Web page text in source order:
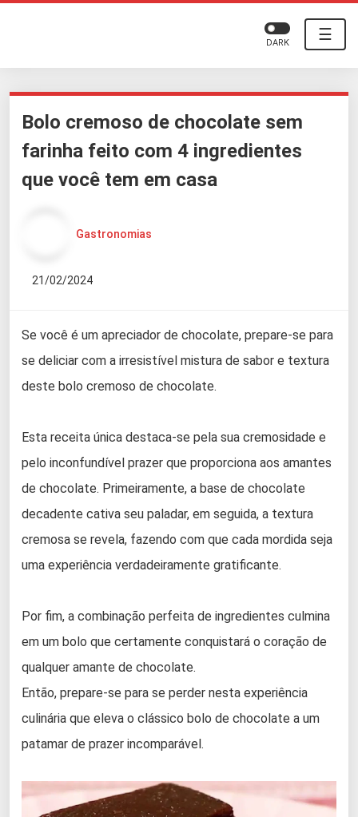
☰
DARK
Bolo cremoso de chocolate sem
farinha feito com 4 ingredientes
que você tem em casa
Gastronomias
21/02/2024
Se você é um apreciador de chocolate, prepare-se para
se deliciar com a irresistível mistura de sabor e textura
deste bolo cremoso de chocolate.
Esta receita única destaca-se pela sua cremosidade e
pelo inconfundível prazer que proporciona aos amantes
de chocolate. Primeiramente, a base de chocolate
decadente cativa seu paladar, em seguida, a textura
cremosa se revela, fazendo com que cada mordida seja
uma experiência verdadeiramente gratificante.
Por fim, a combinação perfeita de ingredientes culmina
em um bolo que certamente conquistará o coração de
qualquer amante de chocolate.
Então, prepare-se para se perder nesta experiência
culinária que eleva o clássico bolo de chocolate a um
patamar de prazer incomparável.